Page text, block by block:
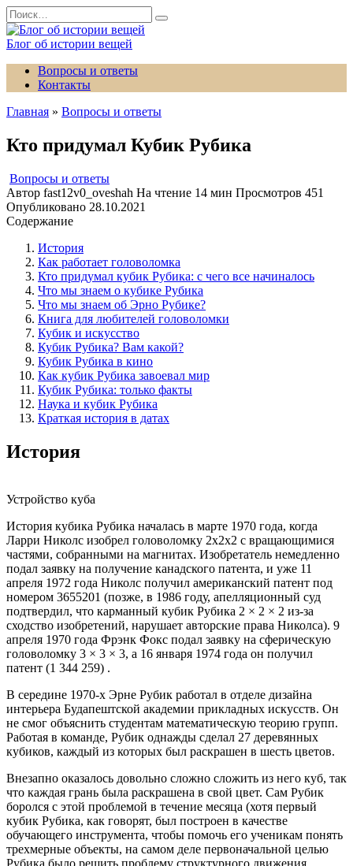
Перейти
к
содержанию
Search
for:
Блог об истории вещей
Вопросы и ответы
Контакты
Главная » Вопросы и ответы
Кто придумал Кубик Рубика
Вопросы и ответы
Автор fast12v0_oveshah На чтение 14 мин Просмотров 451
Опубликовано 28.10.2021
Содержание
История
Как работает головоломка
Кто придумал кубик Рубика: с чего все начиналось
Что мы знаем о кубике Рубика
Что мы знаем об Эрно Рубике?
Книга для любителей головоломки
Кубик и искусство
Кубик Рубика? Вам какой?
Кубик Рубика в кино
Как кубик Рубика завоевал мир
Кубик Рубика: только факты
Наука и кубик Рубика
Краткая история в датах
История
Устройство куба
История кубика Рубика началась в марте 1970 года, когда
Ларри Николс изобрел головоломку 2x2x2 с вращающимися
частями, собранными на магнитах. Изобретатель немедленно
подал заявку на получение канадского патента, и уже 11
апреля 1972 года Николс получил американский патент под
номером 3655201 (позже, в 1986 году, апелляционный суд
подтвердил, что карманный кубик Рубика 2 × 2 × 2 из-за
сходство изобретений, нарушает авторские права Николса). 9
апреля 1970 года Фрэнк Фокс подал заявку на сферическую
головоломку 3 × 3 × 3, а 16 января 1974 года он получил
патент (1 344 259) .
В середине 1970-х Эрне Рубик работал в отделе дизайна
интерьера Будапештской академии прикладных искусств. Он
не смог объяснить студентам математическую теорию групп.
Работая в команде, Рубик однажды сделал 27 деревянных
кубиков, каждый из которых был раскрашен в шесть цветов.
Внезапно оказалось довольно сложно сложить из него куб, так
что каждая грань была раскрашена в свой цвет. Сам Рубик
боролся с этой проблемой в течение месяца (хотя первый
кубик Рубика, как говорят, был построен в качестве
обучающего инструмента, чтобы помочь его ученикам понять
трехмерные объекты, на самом деле первоначальной целью
Рубика было решить проблему структурного движения